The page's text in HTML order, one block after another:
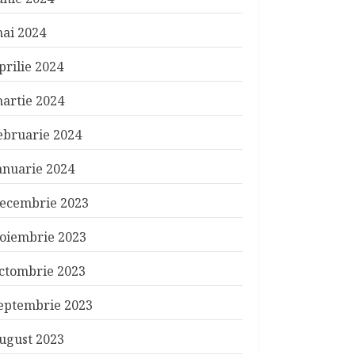
2024
2024
2024
2024
2024
2023
2023
2023
2023
2023